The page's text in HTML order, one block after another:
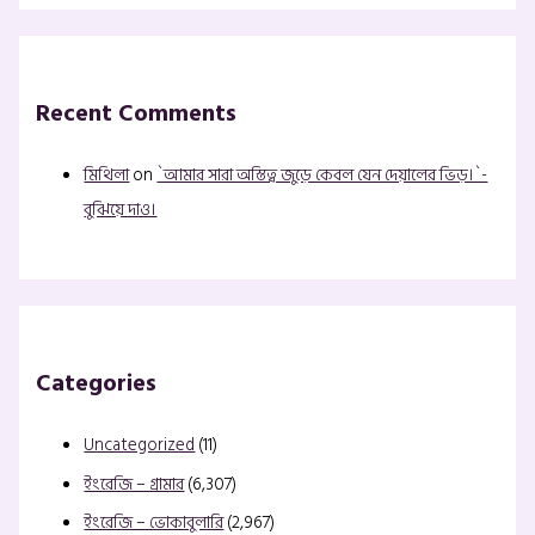
Recent Comments
মিথিলাon`আমার সারা অস্তিত্ব জুড়ে কেবল যেন দেয়ালের ভিড়।`-
বুঝিয়ে দাও।
Categories
Uncategorized(11)
ইংরেজি – গ্রামার(6,307)
ইংরেজি – ভোকাবুলারি(2,967)